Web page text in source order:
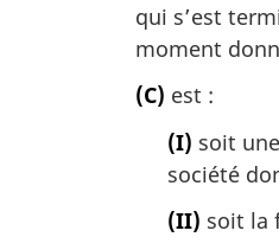
qui s’est
moment
(C) est :
(I) soit
société
(II) soit la